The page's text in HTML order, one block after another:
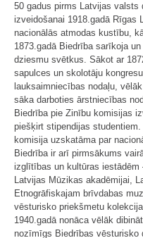
50 gadus pirms Latvijas
izveidošanai 1918.gadā Rīgas
nacionālās atmodas kustību,
1873.gadā Biedrība sarīkoja
dziesmu svētkus. Sākot ar
sapulces un skolotāju
lauksaimniecības nodaļu,
sāka darboties ārstniecības
Biedrība pie Zinību komisijas
piešķirt stipendijas
komisija uzskatāma par
Biedrība ir arī pirmsākums
izglītības un kultūras
Latvijas Mūzikas akadēmijai,
Etnogrāfiskajam brīvdabas
vēsturisko priekšmetu
1940.gadā nonāca vēlāk
nozīmīgs Biedrības vēsturisko